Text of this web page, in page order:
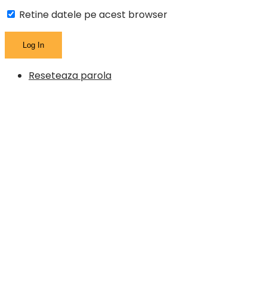
Retine datele pe acest browser
Reseteaza parola